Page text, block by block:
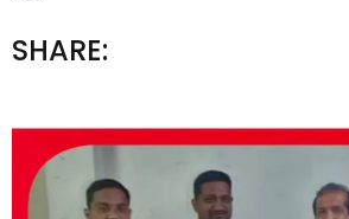
SHARE: